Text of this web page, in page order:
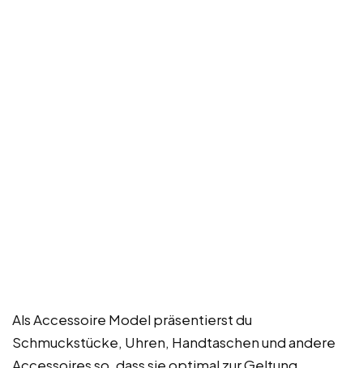
Als Accessoire Model präsentierst du
Schmuckstücke, Uhren, Handtaschen und andere